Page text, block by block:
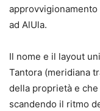
approvvigionamento
ad AlUla.
Il nome e il layout
Tantora (meridiana
della proprietà e
scandendo il ritmo